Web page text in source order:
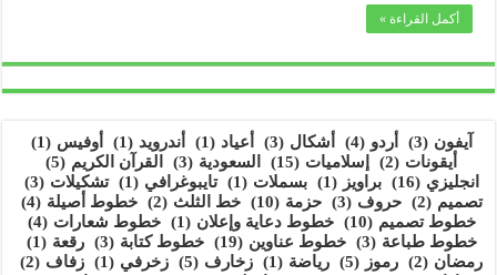
أكمل القراءة »
آيفون (3) أردو (4) أشكال (3) أعياد (1) أندرويد (1) أوفيس (1)
أيقونات (2) إسلاميات (15) السعودية (3) القرآن الكريم (5)
انجليزي (16) براويز (1) بسملات (1) تايبوغرافي (1) تشكيلات (3)
تصميم (2) حروف (3) حزمة (10) خط الثلث (2) خطوط أصيلة (4)
خطوط تصميم (10) خطوط دعاية وإعلان (1) خطوط شعارات (4)
خطوط طباعة (3) خطوط عناوين (19) خطوط كتابة (3) رقعة (1)
رمضان (2) رموز (5) رياضة (1) زخارف (5) زخرفي (1) زفاف (2)